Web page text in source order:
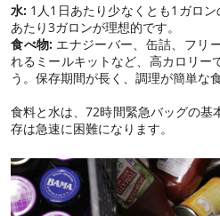
水: 1人1日あたり少なくとも1ガロ
あたり3ガロンが理想的です。
食べ物: エナジーバー、缶詰、フリ
れるミールキットなど、高カロリー
う。保存期間が長く、調理が簡単な
食料と水は、72時間緊急バッグの基
存は急速に困難になります。